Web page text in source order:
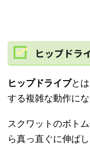
ヒップドラ
ヒップドライブと
する複雑な動作にな
スクワットのボト
ら真っ直ぐに伸ば